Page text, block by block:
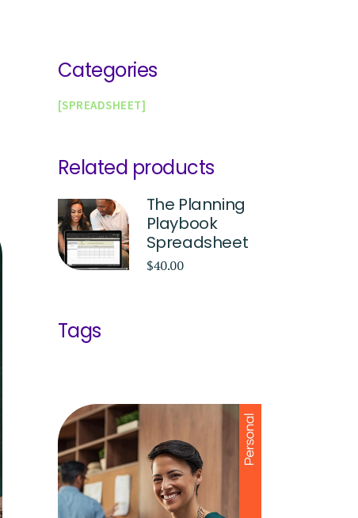
Categories
SPREADSHEET
Related products
The Planning
Playbook
Spreadsheet
$40.00
Tags